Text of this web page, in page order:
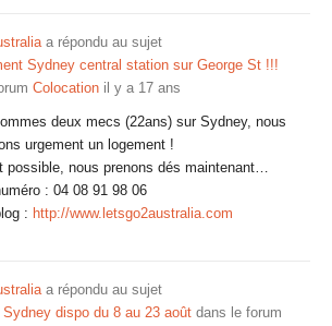
a répondu au sujet
Sydney central station sur George St !!!
Colocation il y a 17 ans
deux mecs (22ans) sur Sydney, nous
urgement un logement !
possible, nous prenons dés maintenant…
: 04 08 91 98 06
: http://www.letsgo2australia.com
a répondu au sujet
Sydney dispo du 8 au 23 août dans le forum